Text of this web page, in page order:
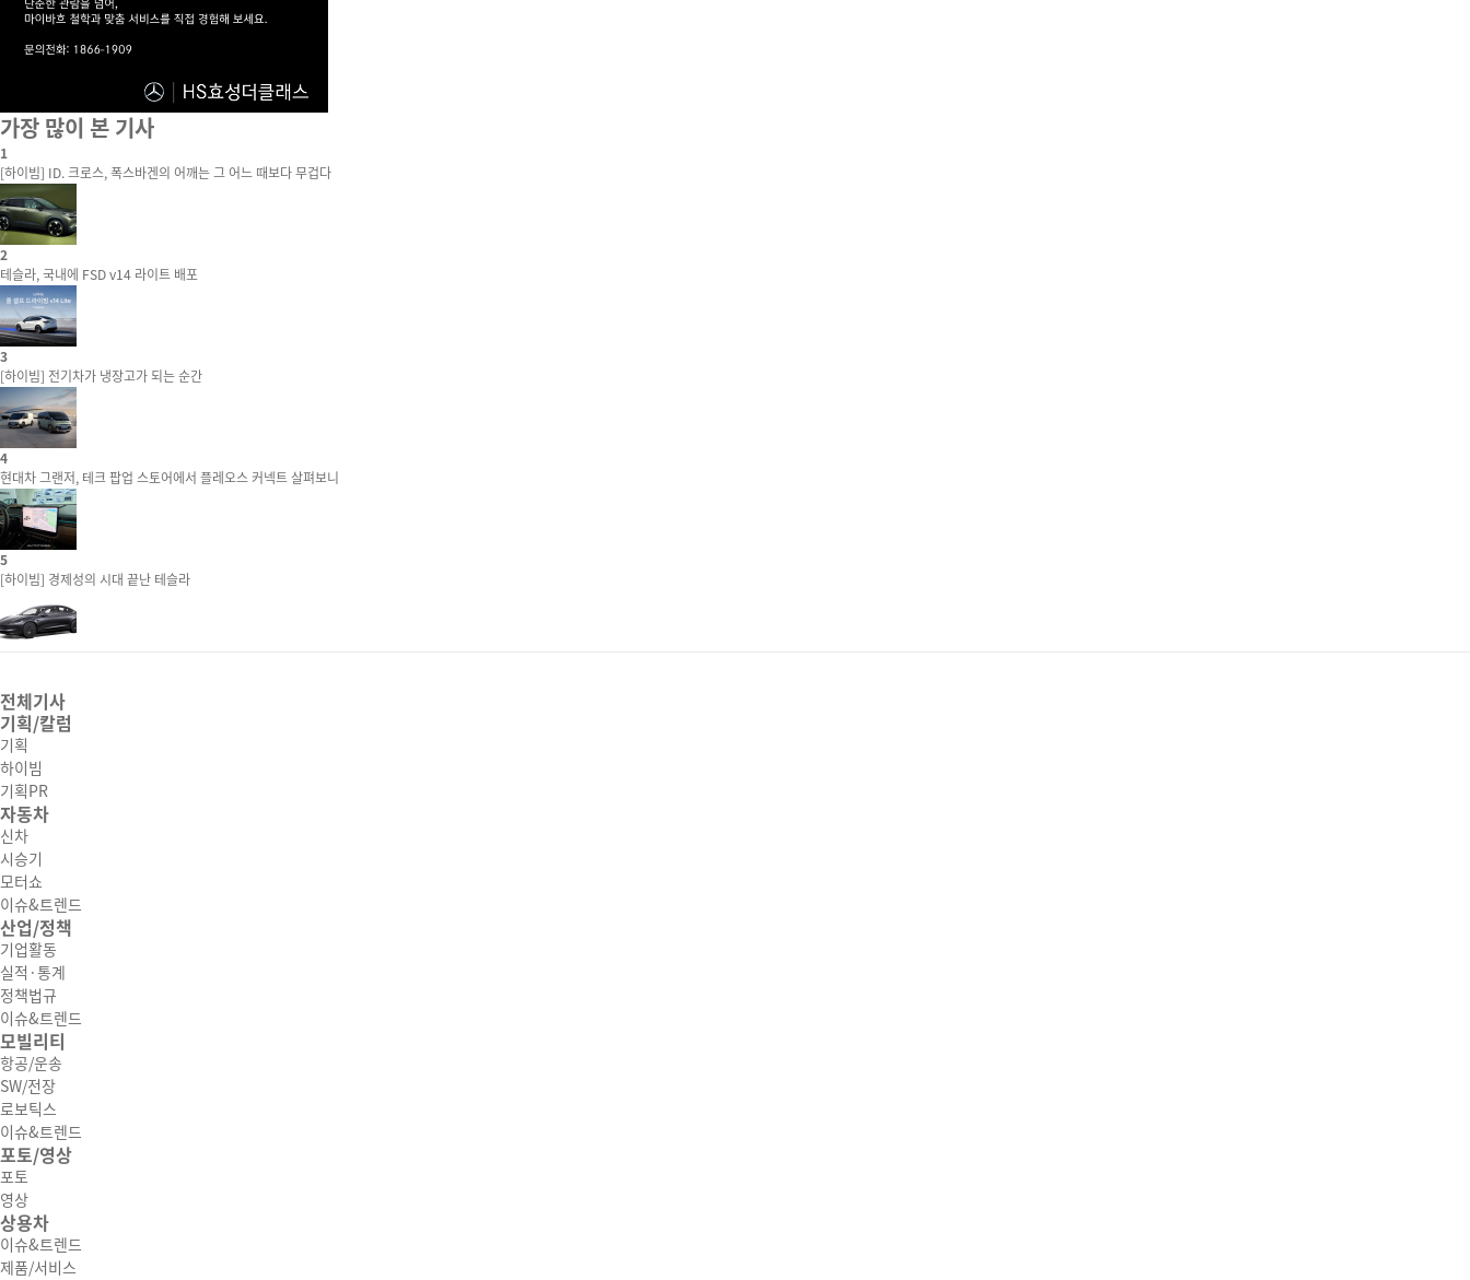
가장 많이 본 기사
1
[하이빔] ID. 크로스, 폭스바겐의 어깨는 그 어느 때보다 무겁다
2
테슬라, 국내에 FSD v14 라이트 배포
3
[하이빔] 전기차가 냉장고가 되는 순간
4
현대차 그랜저, 테크 팝업 스토어에서 플레오스 커넥트 살펴보니
5
[하이빔] 경제성의 시대 끝난 테슬라
전체기사
기획/칼럼
기획
하이빔
기획PR
자동차
신차
시승기
모터쇼
이슈&트렌드
산업/정책
기업활동
실적·통계
정책법규
이슈&트렌드
모빌리티
항공/운송
SW/전장
로보틱스
이슈&트렌드
포토/영상
포토
영상
상용차
이슈&트렌드
제품/서비스